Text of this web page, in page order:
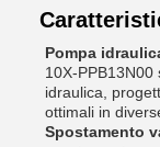
Pompa
10X-
idraulica,
ottimali in
Spostamento